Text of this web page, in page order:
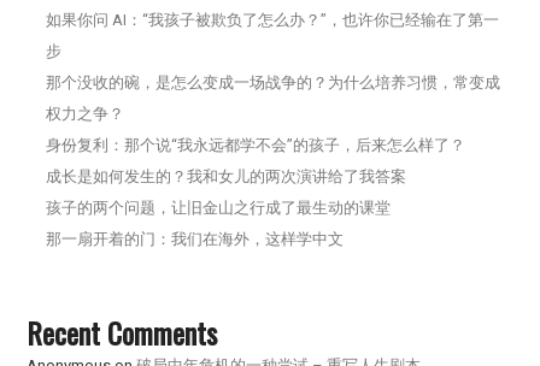
如果你问 AI：“我孩子被欺负了怎么办？”，也许你已经输在了第一
步
那个没收的碗，是怎么变成一场战争的？为什么培养习惯，常变成
权力之争？
身份复利：那个说“我永远都学不会”的孩子，后来怎么样了？
成长是如何发生的？我和女儿的两次演讲给了我答案
孩子的两个问题，让旧金山之行成了最生动的课堂
那一扇开着的门：我们在海外，这样学中文
Recent Comments